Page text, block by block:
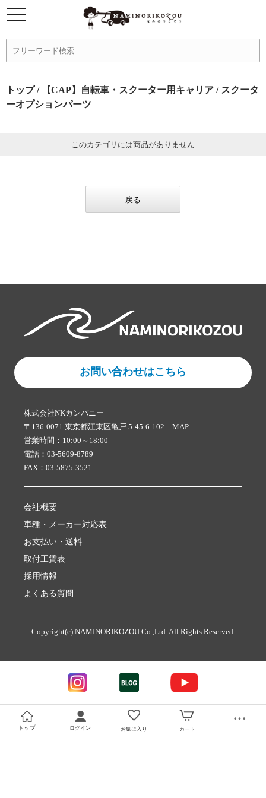
トップ/ 【CAP】自転車・スクーター用キャリア / スクータ
ーオプションパーツ
このカテゴリには商品がありません
戻る
お問い合わせはこちら
株式会社NKカンパニー
〒136-0071 東京都江東区亀戸 5-45-6-102MAP
営業時間：10:00～18:00
電話：03-5609-8789
FAX：03-5875-3521
会社概要
車種・メーカー対応表
お支払い・送料
取付工賃表
採用情報
よくある質問
Copyright(c) NAMINORIKOZOU Co.,Ltd. All Rights Reserved.
トップ ログイン お気に入り カート